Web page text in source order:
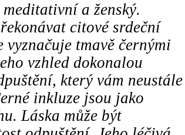
a ženský.
citové srdeční
tmavě černými
vzhled dokonalou
který vám neustále
inkluze jsou jako
Láska může být